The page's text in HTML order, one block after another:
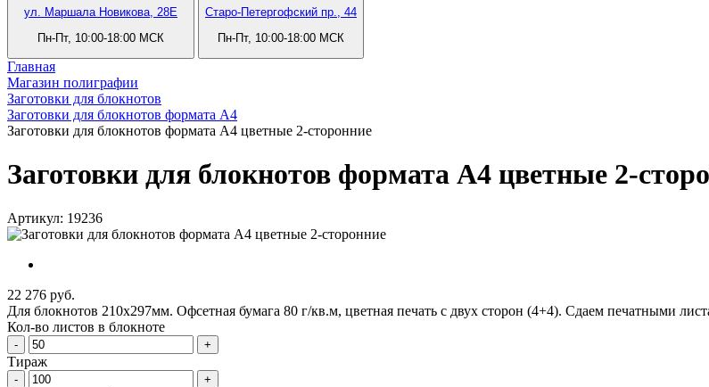
ул. Маршала Новикова, 28Е
Пн-Пт, 10:00-18:00 МСК
Старо-Петергофский пр., 44
Пн-Пт, 10:00-18:00 МСК
Главная
Магазин полиграфии
Заготовки для блокнотов
Заготовки для блокнотов формата А4
Заготовки для блокнотов формата А4 цветные 2-сторонние
Заготовки для блокнотов формата А4 цветные 2-
Артикул: 19236
22 276 руб.
Для блокнотов 210х297мм. Офсетная бумага 80 г/кв.м, цветная печать с двух сторон (4+4). Сдаем печатными
Кол-во листов в блокноте
- +
Тираж
-
+